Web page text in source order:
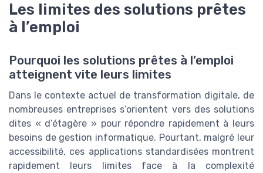
Les limites des solutions prêtes
à l’emploi
Pourquoi les solutions prêtes à l’emploi
atteignent vite leurs limites
Dans le contexte actuel de transformation digitale, de
nombreuses entreprises s’orientent vers des solutions
dites « d’étagère » pour répondre rapidement à leurs
besoins de gestion informatique. Pourtant, malgré leur
accessibilité, ces applications standardisées montrent
rapidement leurs limites face à la complexité